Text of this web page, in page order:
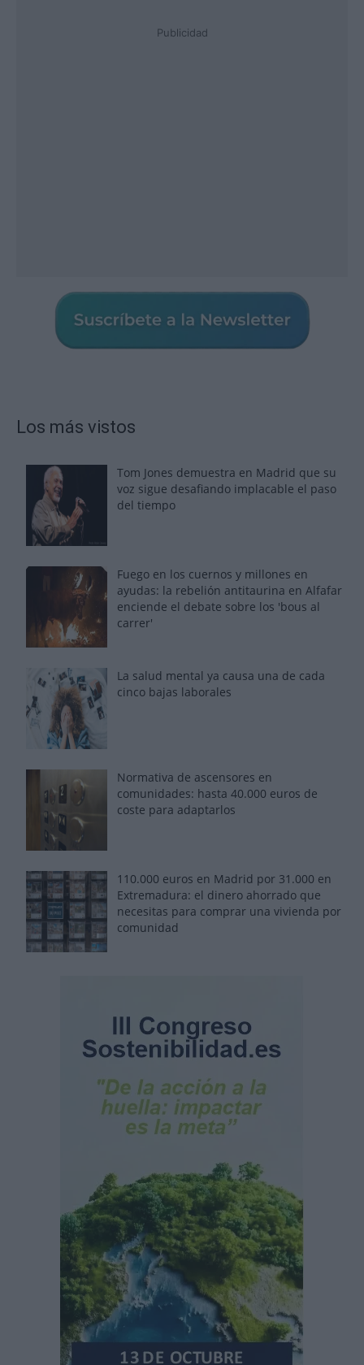
Publicidad
Los más vistos
Tom Jones demuestra en Madrid que su
voz sigue desafiando implacable el paso
del tiempo
Fuego en los cuernos y millones en
ayudas: la rebelión antitaurina en Alfafar
enciende el debate sobre los 'bous al
carrer'
La salud mental ya causa una de cada
cinco bajas laborales
Normativa de ascensores en
comunidades: hasta 40.000 euros de
coste para adaptarlos
110.000 euros en Madrid por 31.000 en
Extremadura: el dinero ahorrado que
necesitas para comprar una vivienda por
comunidad